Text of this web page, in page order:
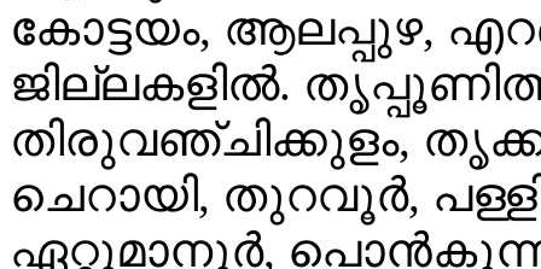
കോട്ടയം, ആലപ്പുഴ,
ജില്ലകളിൽ.
തിരുവഞ്ചിക്കുളം,
ചെറായി, തുറവൂർ,
ഏറ്റുമാനൂർ,